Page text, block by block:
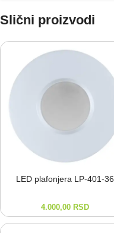
Slični proizvodi
LED plafonjera LP-⁠401-⁠36
4.000,00 RSD